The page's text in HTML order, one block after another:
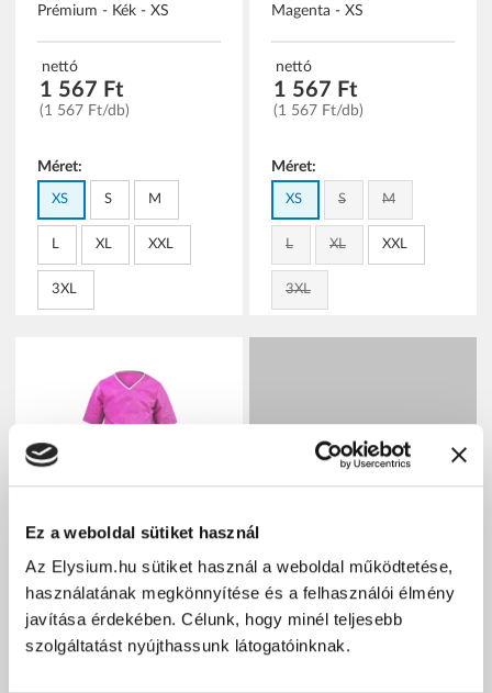
Ez a weboldal sütiket használ
Az Elysium.hu sütiket használ a weboldal működtetése,
használatának megkönnyítése és a felhasználói élmény
javítása érdekében. Célunk, hogy minél teljesebb
szolgáltatást nyújthassunk látogatóinknak.
Prémium - Kék - XS
nettó
1 567 Ft
(1 567 Ft/db)
Méret:
XS S M
L XL XXL
3XL
Magenta - XS
nettó
1 567 Ft
(1 567 Ft/db)
Méret:
XS S M
L XL XXL
3XL
Apás szülés szett -
Prémium - Magenta - XS
Prémium Látogatói
köpeny, hajháló, lábzsák,
gumikesztyű